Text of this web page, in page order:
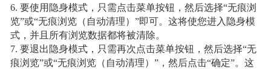
6. 要使用隐身模式，只需点击菜单按钮，然后选择“无痕浏
览”或“无痕浏览（自动清理）”即可。这将使您进入隐身模
式，并且所有浏览数据都将被清除。
7. 要退出隐身模式，只需再次点击菜单按钮，然后选择“无
痕浏览”或“无痕浏览（自动清理）”，然后点击“确定”。这